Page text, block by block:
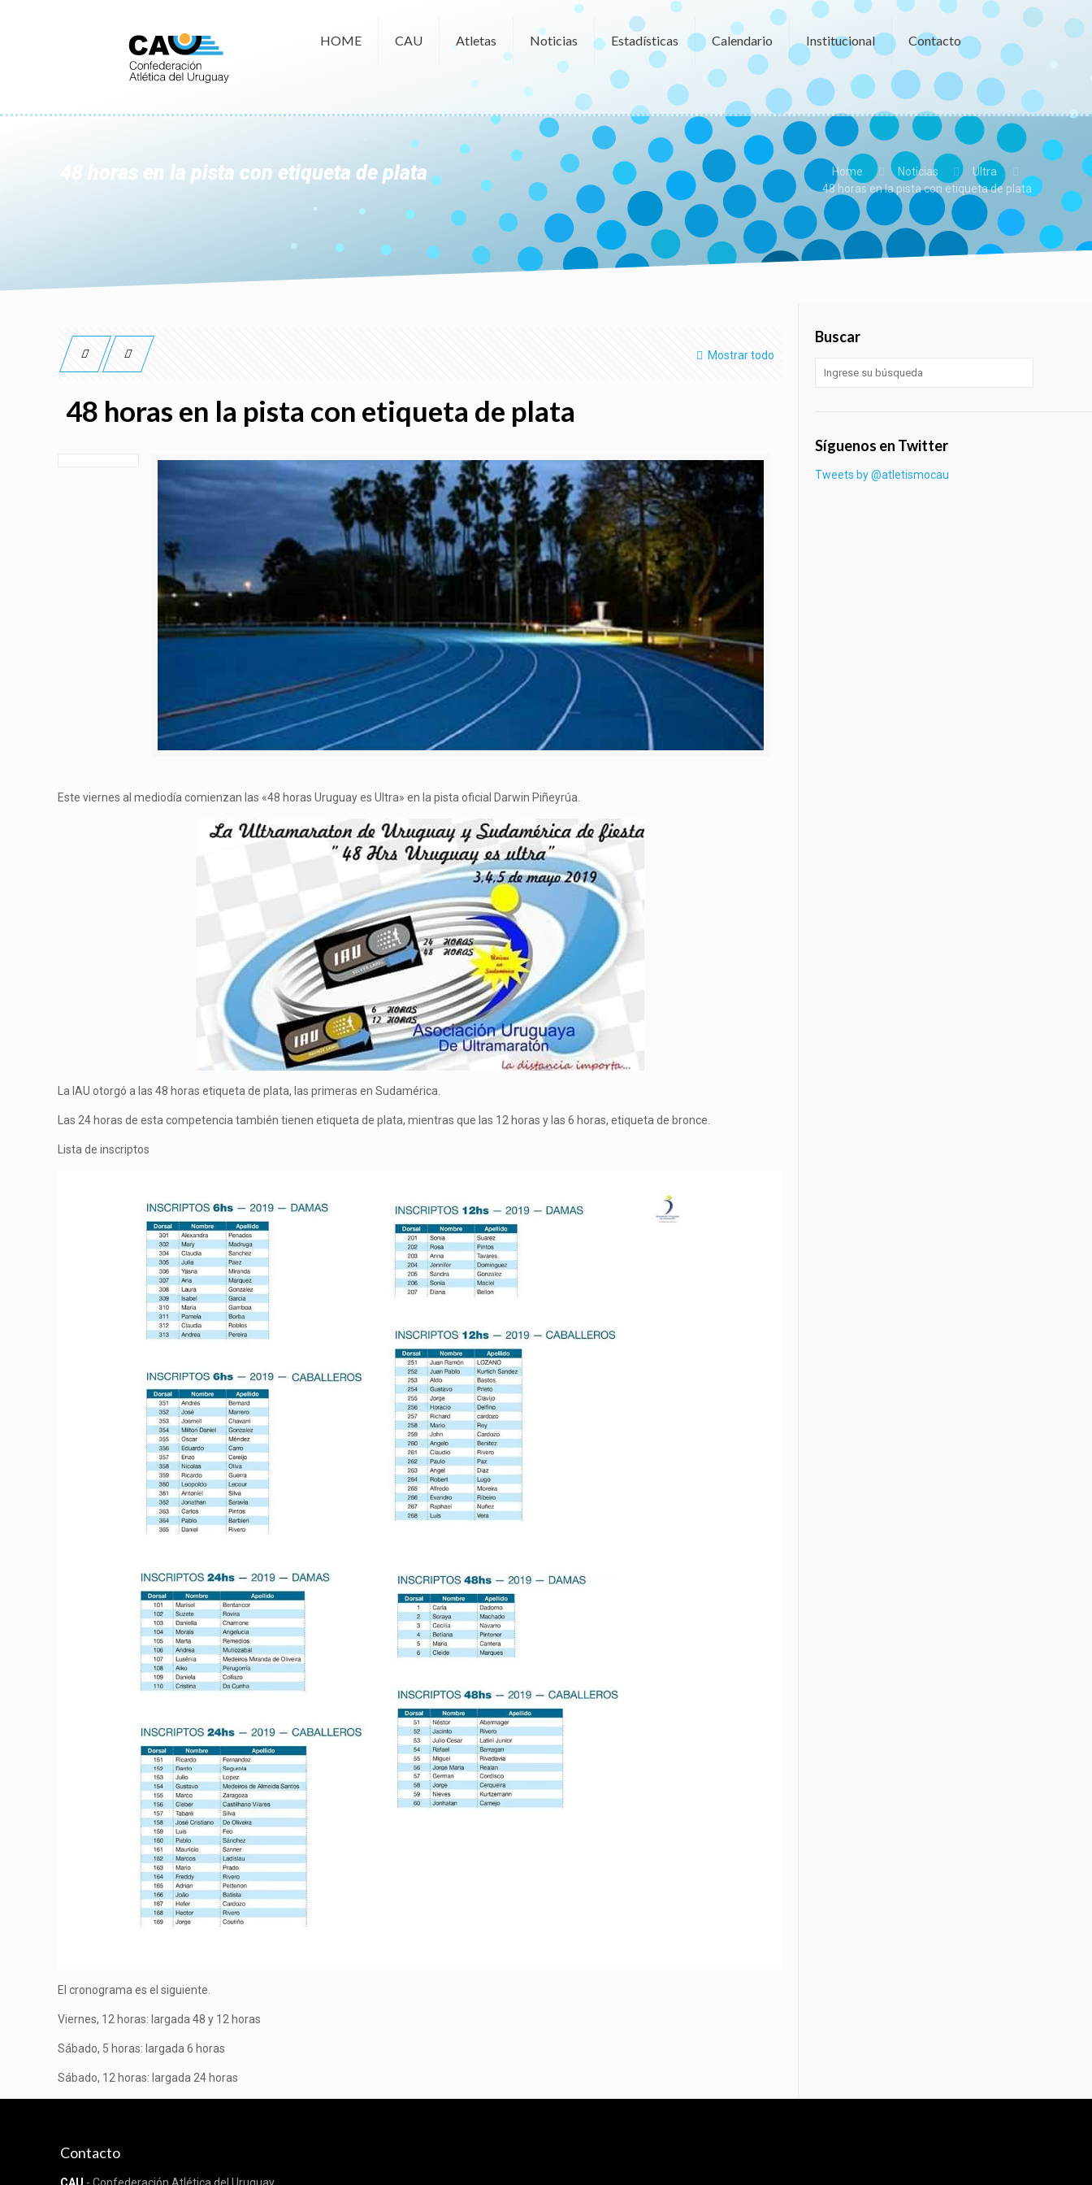
HOME CAU Atletas Noticias Estadísticas Calendario Institucional Contacto
48 horas en la pista con etiqueta de plata Home Noticias
Ultra
48 horas en la pista con etiqueta de plata
Mostrar todo
48 horas en la pista con etiqueta de plata
Este viernes al mediodía comienzan las «48 horas Uruguay es Ultra» en la pista oficial Darwin Piñeyrúa.
La IAU otorgó a las 48 horas etiqueta de plata, las primeras en Sudamérica.
Las 24 horas de esta competencia también tienen etiqueta de plata, mientras que las 12 horas y las 6 horas, etiqueta de bronce.
Lista de inscriptos
El cronograma es el siguiente.
Viernes, 12 horas: largada 48 y 12 horas
Sábado, 5 horas: largada 6 horas
Sábado, 12 horas: largada 24 horas
Buscar
Síguenos en Twitter
Tweets by @atletismocau
Contacto